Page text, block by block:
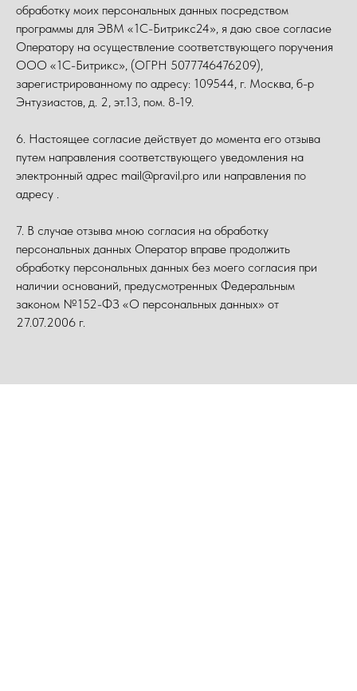
обработку моих персональных данных посредством
программы для ЭВМ «1С-Битрикс24», я даю свое согласие
Оператору на осуществление соответствующего поручения
ООО «1С-Битрикс», (ОГРН 5077746476209),
зарегистрированному по адресу: 109544, г. Москва, б-р
Энтузиастов, д. 2, эт.13, пом. 8-19.
6. Настоящее согласие действует до момента его отзыва
путем направления соответствующего уведомления на
электронный адрес mail@pravil.pro или направления по
адресу .
7. В случае отзыва мною согласия на обработку
персональных данных Оператор вправе продолжить
обработку персональных данных без моего согласия при
наличии оснований, предусмотренных Федеральным
законом №152-ФЗ «О персональных данных» от
27.07.2006 г.